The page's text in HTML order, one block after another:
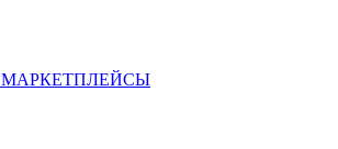
МАРКЕТПЛЕЙСЫ